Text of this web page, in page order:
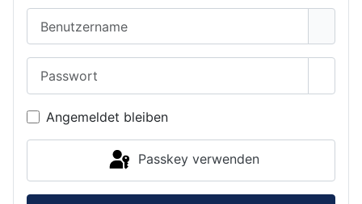
Angemeldet bleiben
Passkey verwenden